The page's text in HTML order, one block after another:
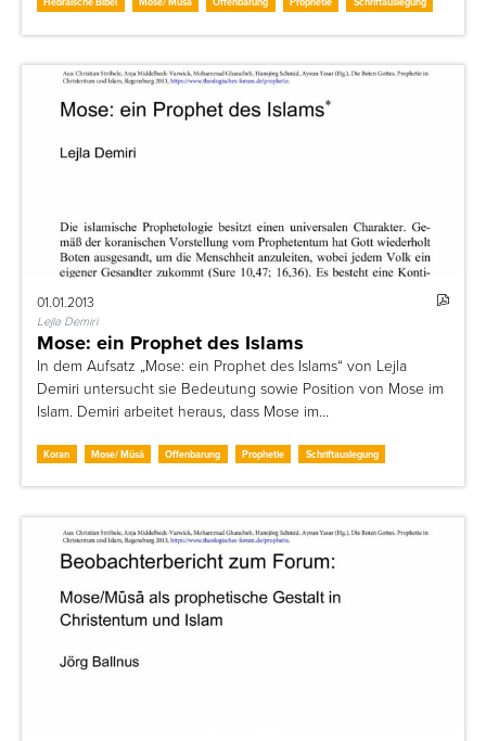
01.01.2013
Lejla Demiri
Mose: ein Prophet des Islams
In dem Aufsatz „Mose: ein Prophet des Islams“ von Lejla
Demiri untersucht sie Bedeutung sowie Position von Mose im
Islam. Demiri arbeitet heraus, dass Mose im…
Koran Mose/ Mūsā Offenbarung Prophetie Schriftauslegung